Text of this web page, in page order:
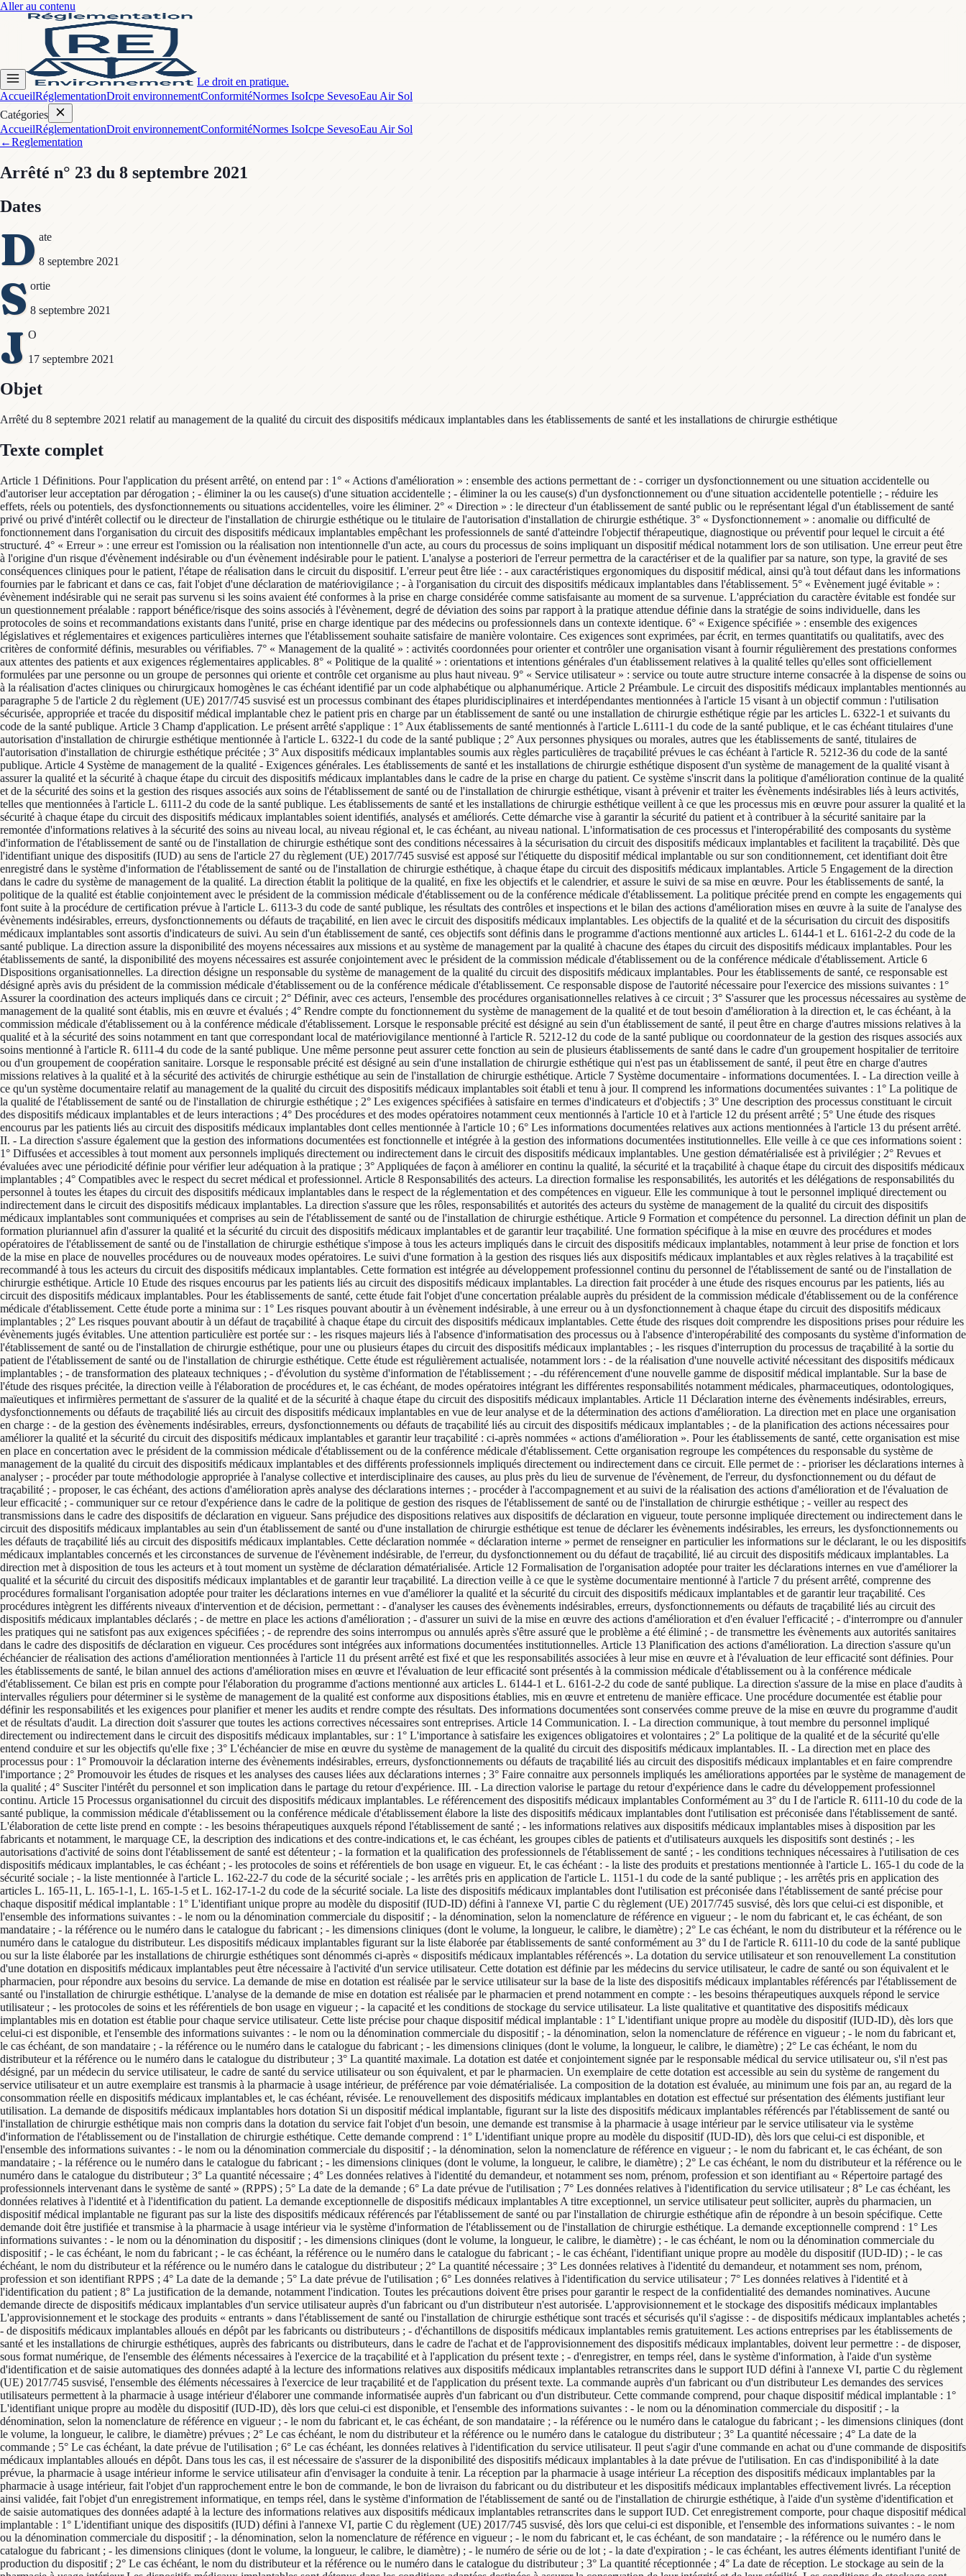
Aller au contenu
Le droit en pratique.
AccueilRéglementationDroit environnementConformitéNormes IsoIcpe SevesoEau Air Sol
Catégories
AccueilRéglementationDroit environnementConformitéNormes IsoIcpe SevesoEau Air Sol
←Reglementation
Arrêté n° 23 du 8 septembre 2021
Dates
D ate
8 septembre 2021
S ortie
8 septembre 2021
J O
17 septembre 2021
Objet
Arrêté du 8 septembre 2021 relatif au management de la qualité du circuit des dispositifs médicaux implantables dans les établissements de santé et les installations de chirurgie esthétique
Texte complet
Article 1 Définitions. Pour l'application du présent arrêté, on entend par : 1° « Actions d'amélioration » : ensemble des actions permettant de : - corriger un dysfonctionnement ou une situation accidentelle ou d'autoriser leur acceptation par dérogation ; - éliminer la ou les cause(s) d'une situation accidentelle ; - éliminer la ou les cause(s) d'un dysfonctionnement ou d'une situation accidentelle potentielle ; - réduire les effets, réels ou potentiels, des dysfonctionnements ou situations accidentelles, voire les éliminer. 2° « Direction » : le directeur d'un établissement de santé public ou le représentant légal d'un établissement de santé privé ou privé d'intérêt collectif ou le directeur de l'installation de chirurgie esthétique ou le titulaire de l'autorisation d'installation de chirurgie esthétique. 3° « Dysfonctionnement » : anomalie ou difficulté de fonctionnement dans l'organisation du circuit des dispositifs médicaux implantables empêchant les professionnels de santé d'atteindre l'objectif thérapeutique, diagnostique ou préventif pour lequel le circuit a été structuré. 4° « Erreur » : une erreur est l'omission ou la réalisation non intentionnelle d'un acte, au cours du processus de soins impliquant un dispositif médical notamment lors de son utilisation. Une erreur peut être à l'origine d'un risque d'évènement indésirable ou d'un évènement indésirable pour le patient. L'analyse a posteriori de l'erreur permettra de la caractériser et de la qualifier par sa nature, son type, la gravité de ses conséquences cliniques pour le patient, l'étape de réalisation dans le circuit du dispositif. L'erreur peut être liée : - aux caractéristiques ergonomiques du dispositif médical, ainsi qu'à tout défaut dans les informations fournies par le fabricant et dans ce cas, fait l'objet d'une déclaration de matériovigilance ; - à l'organisation du circuit des dispositifs médicaux implantables dans l'établissement. 5° « Evènement jugé évitable » : évènement indésirable qui ne serait pas survenu si les soins avaient été conformes à la prise en charge considérée comme satisfaisante au moment de sa survenue. L'appréciation du caractère évitable est fondée sur un questionnement préalable : rapport bénéfice/risque des soins associés à l'évènement, degré de déviation des soins par rapport à la pratique attendue définie dans la stratégie de soins individuelle, dans les protocoles de soins et recommandations existants dans l'unité, prise en charge identique par des médecins ou professionnels dans un contexte identique. 6° « Exigence spécifiée » : ensemble des exigences législatives et réglementaires et exigences particulières internes que l'établissement souhaite satisfaire de manière volontaire. Ces exigences sont exprimées, par écrit, en termes quantitatifs ou qualitatifs, avec des critères de conformité définis, mesurables ou vérifiables. 7° « Management de la qualité » : activités coordonnées pour orienter et contrôler une organisation visant à fournir régulièrement des prestations conformes aux attentes des patients et aux exigences réglementaires applicables. 8° « Politique de la qualité » : orientations et intentions générales d'un établissement relatives à la qualité telles qu'elles sont officiellement formulées par une personne ou un groupe de personnes qui oriente et contrôle cet organisme au plus haut niveau. 9° « Service utilisateur » : service ou toute autre structure interne consacrée à la dispense de soins ou à la réalisation d'actes cliniques ou chirurgicaux homogènes le cas échéant identifié par un code alphabétique ou alphanumérique. Article 2 Préambule. Le circuit des dispositifs médicaux implantables mentionnés au paragraphe 5 de l'article 2 du règlement (UE) 2017/745 susvisé est un processus combinant des étapes pluridisciplinaires et interdépendantes mentionnées à l'article 15 visant à un objectif commun : l'utilisation sécurisée, appropriée et tracée du dispositif médical implantable chez le patient pris en charge par un établissement de santé ou une installation de chirurgie esthétique régie par les articles L. 6322-1 et suivants du code de la santé publique. Article 3 Champ d'application. Le présent arrêté s'applique : 1° Aux établissements de santé mentionnés à l'article L.6111-1 du code de la santé publique, et le cas échéant titulaires d'une autorisation d'installation de chirurgie esthétique mentionnée à l'article L. 6322-1 du code de la santé publique ; 2° Aux personnes physiques ou morales, autres que les établissements de santé, titulaires de l'autorisation d'installation de chirurgie esthétique précitée ; 3° Aux dispositifs médicaux implantables soumis aux règles particulières de traçabilité prévues le cas échéant à l'article R. 5212-36 du code de la santé publique. Article 4 Système de management de la qualité - Exigences générales. Les établissements de santé et les installations de chirurgie esthétique disposent d'un système de management de la qualité visant à assurer la qualité et la sécurité à chaque étape du circuit des dispositifs médicaux implantables dans le cadre de la prise en charge du patient. Ce système s'inscrit dans la politique d'amélioration continue de la qualité et de la sécurité des soins et la gestion des risques associés aux soins de l'établissement de santé ou de l'installation de chirurgie esthétique, visant à prévenir et traiter les évènements indésirables liés à leurs activités, telles que mentionnées à l'article L. 6111-2 du code de la santé publique. Les établissements de santé et les installations de chirurgie esthétique veillent à ce que les processus mis en œuvre pour assurer la qualité et la sécurité à chaque étape du circuit des dispositifs médicaux implantables soient identifiés, analysés et améliorés. Cette démarche vise à garantir la sécurité du patient et à contribuer à la sécurité sanitaire par la remontée d'informations relatives à la sécurité des soins au niveau local, au niveau régional et, le cas échéant, au niveau national. L'informatisation de ces processus et l'interopérabilité des composants du système d'information de l'établissement de santé ou de l'installation de chirurgie esthétique sont des conditions nécessaires à la sécurisation du circuit des dispositifs médicaux implantables et facilitent la traçabilité. Dès que l'identifiant unique des dispositifs (IUD) au sens de l'article 27 du règlement (UE) 2017/745 susvisé est apposé sur l'étiquette du dispositif médical implantable ou sur son conditionnement, cet identifiant doit être enregistré dans le système d'information de l'établissement de santé ou de l'installation de chirurgie esthétique, à chaque étape du circuit des dispositifs médicaux implantables. Article 5 Engagement de la direction dans le cadre du système de management de la qualité. La direction établit la politique de la qualité, en fixe les objectifs et le calendrier, et assure le suivi de sa mise en œuvre. Pour les établissements de santé, la politique de la qualité est établie conjointement avec le président de la commission médicale d'établissement ou de la conférence médicale d'établissement. La politique précitée prend en compte les engagements qui font suite à la procédure de certification prévue à l'article L. 6113-3 du code de santé publique, les résultats des contrôles et inspections et le bilan des actions d'amélioration mises en œuvre à la suite de l'analyse des évènements indésirables, erreurs, dysfonctionnements ou défauts de traçabilité, en lien avec le circuit des dispositifs médicaux implantables. Les objectifs de la qualité et de la sécurisation du circuit des dispositifs médicaux implantables sont assortis d'indicateurs de suivi. Au sein d'un établissement de santé, ces objectifs sont définis dans le programme d'actions mentionné aux articles L. 6144-1 et L. 6161-2-2 du code de la santé publique. La direction assure la disponibilité des moyens nécessaires aux missions et au système de management par la qualité à chacune des étapes du circuit des dispositifs médicaux implantables. Pour les établissements de santé, la disponibilité des moyens nécessaires est assurée conjointement avec le président de la commission médicale d'établissement ou de la conférence médicale d'établissement. Article 6 Dispositions organisationnelles. La direction désigne un responsable du système de management de la qualité du circuit des dispositifs médicaux implantables. Pour les établissements de santé, ce responsable est désigné après avis du président de la commission médicale d'établissement ou de la conférence médicale d'établissement. Ce responsable dispose de l'autorité nécessaire pour l'exercice des missions suivantes : 1° Assurer la coordination des acteurs impliqués dans ce circuit ; 2° Définir, avec ces acteurs, l'ensemble des procédures organisationnelles relatives à ce circuit ; 3° S'assurer que les processus nécessaires au système de management de la qualité sont établis, mis en œuvre et évalués ; 4° Rendre compte du fonctionnement du système de management de la qualité et de tout besoin d'amélioration à la direction et, le cas échéant, à la commission médicale d'établissement ou à la conférence médicale d'établissement. Lorsque le responsable précité est désigné au sein d'un établissement de santé, il peut être en charge d'autres missions relatives à la qualité et à la sécurité des soins notamment en tant que correspondant local de matériovigilance mentionné à l'article R. 5212-12 du code de la santé publique ou coordonnateur de la gestion des risques associés aux soins mentionné à l'article R. 6111-4 du code de la santé publique. Une même personne peut assurer cette fonction au sein de plusieurs établissements de santé dans le cadre d'un groupement hospitalier de territoire ou d'un groupement de coopération sanitaire. Lorsque le responsable précité est désigné au sein d'une installation de chirurgie esthétique qui n'est pas un établissement de santé, il peut être en charge d'autres missions relatives à la quali